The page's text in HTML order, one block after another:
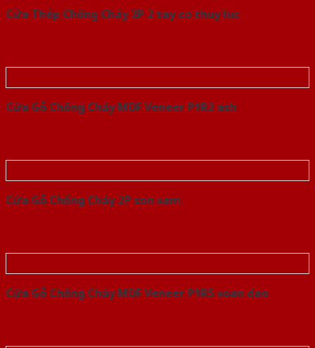
Cửa Thép Chống Cháy 2P 2 tay co thuy luc
Cửa Gỗ Chống Cháy MDF Veneer P1R2 ash
Cửa Gỗ Chống Cháy 2P son xam
Cửa Gỗ Chống Cháy MDF Veneer P1R5 xoan dao